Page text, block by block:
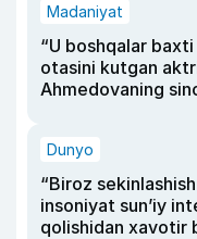
Madaniyat
“U boshqalar
otasini kutgan
Ahmedovaning
Dunyo
“Biroz
insoniyat sun’iy
qolishidan xavotir